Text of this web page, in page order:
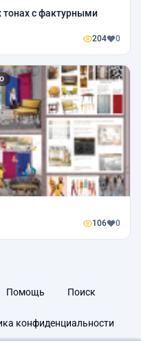
тонах с фактурными
204 0
106 0
Помощь Поиск
конфиденциальности